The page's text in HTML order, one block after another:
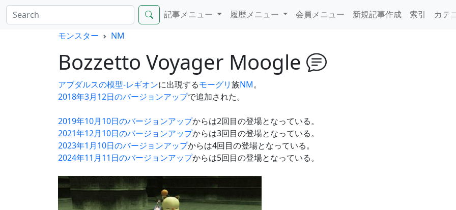
記事メニュー 履歴メニュー 会員メニュー 新規記事作成 索引
カテ
モンスター
NM
Bozzetto Voyager Moogle
アブダルスの模型-レギオンに出現するモーグリ族NM。
2018年3月12日のバージョンアップで追加された。
2019年10月10日のバージョンアップからは2回目の登場となっている。
2021年12月10日のバージョンアップからは3回目の登場となっている。
2023年1月10日のバージョンアップからは4回目の登場となっている。
2024年11月11日のバージョンアップからは5回目の登場となっている。